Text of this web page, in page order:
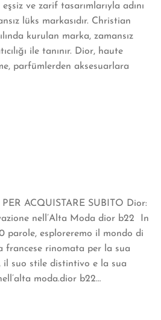
ve zarif tasarımlarıyla adını
lüks markasıdır. Christian
kurulan marka, zamansız
ile tanınır. Dior, haute
parfümlerden aksesuarlara
ACQUISTARE SUBITO Dior:
nell’Alta Moda dior b22 In
parole, esploreremo il mondo di
francese rinomata per la sua
il suo stile distintivo e la sua
moda.dior b22…